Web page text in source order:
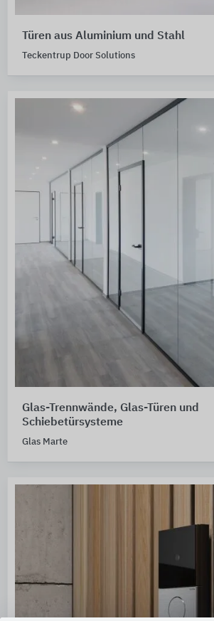
Türen aus Aluminium und Stahl
Teckentrup Door Solutions
Glas-Trennwände, Glas-Türen und
Schiebetürsysteme
Glas Marte